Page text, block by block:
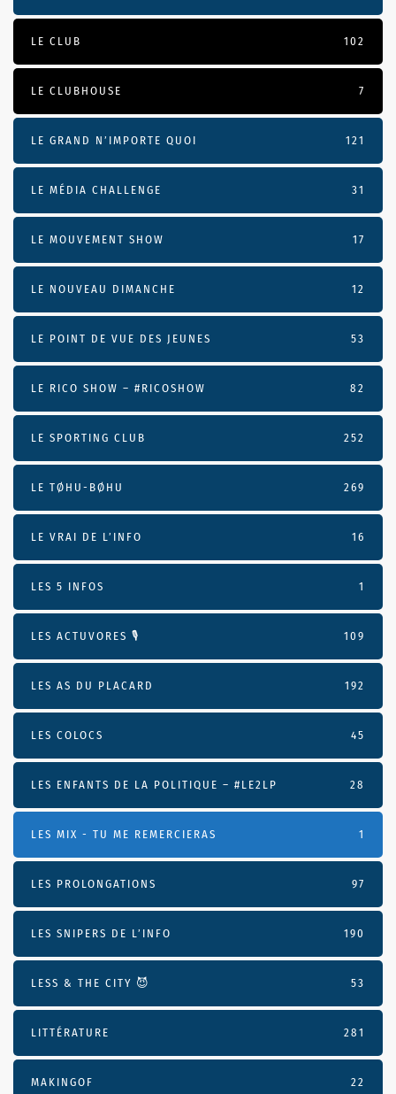
LE CLUB 102
LE CLUBHOUSE 7
LE GRAND N’IMPORTE QUOI 121
LE MÉDIA CHALLENGE 31
LE MOUVEMENT SHOW 17
LE NOUVEAU DIMANCHE 12
LE POINT DE VUE DES JEUNES 53
LE RICO SHOW – #RICOSHOW 82
LE SPORTING CLUB 252
LE TØHU-BØHU 269
LE VRAI DE L’INFO 16
LES 5 INFOS 1
LES ACTUVORES 🎙 109
LES AS DU PLACARD 192
LES COLOCS 45
LES ENFANTS DE LA POLITIQUE – #LE2LP 28
LES MIX - TU ME REMERCIERAS 1
LES PROLONGATIONS 97
LES SNIPERS DE L’INFO 190
LESS & THE CITY 😈 53
LITTÉRATURE 281
MAKINGOF 22